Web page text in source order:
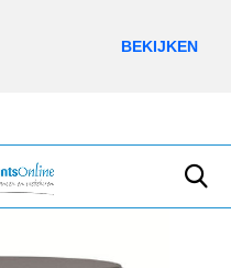
BEKIJKEN